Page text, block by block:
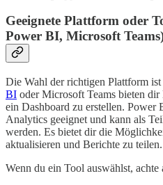
Geeignete Plattform oder
Power BI, Microsoft
Die Wahl der richtigen Plattform
BI oder Microsoft Teams bieten
ein Dashboard zu erstellen. Power
Analytics geeignet und kann als
werden. Es bietet dir die
aktualisieren und Berichte zu teilen.
Wenn du ein Tool auswählst,